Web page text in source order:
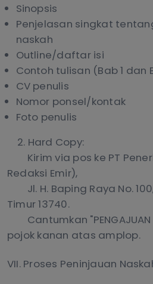
Sinopsis
Penjelasan singkat
naskah
Outline/daftar isi
Contoh tulisan (Bab 1 dan
CV penulis
Nomor ponsel/kontak
Foto penulis
2. Hard Copy:
Kirim via pos ke PT
Redaksi Emir),
Jl. H. Baping Raya No.
Timur 13740.
Cantumkan "PENGAJUAN
pojok kanan atas amplop.
VII. Proses Peninjauan